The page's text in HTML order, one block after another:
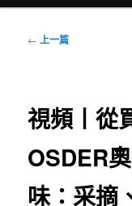
文
← 上一篇
視頻丨從
OSDER
味：采摘